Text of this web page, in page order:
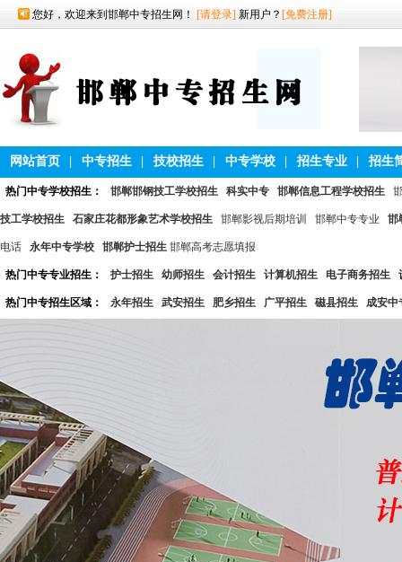
您好，欢迎来到邯郸中专招生网！ [请登录] 新用户？ [免费注册]
网站首页 中专招生 技校招生 中专学校 招生专业 招生
热门中专学校招生： 邯郸邯钢技工学校招生 科实中专 邯郸信息工程学校招生
技工学校招生 石家庄花都形象艺术学校招生 邯郸影视后期培训 邯郸中专专业 邯
电话 永年中专学校 邯郸护士招生 邯郸高考志愿填报
热门中专专业招生： 护士招生 幼师招生 会计招生 计算机招生 电子商务招生
热门中专招生区域： 永年招生 武安招生 肥乡招生 广平招生 磁县招生 成安中